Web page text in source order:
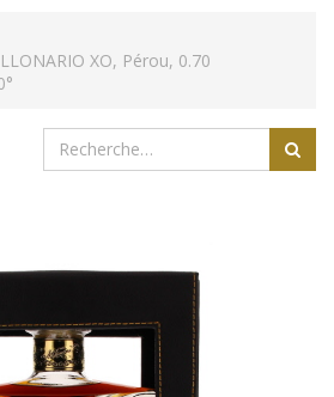
XO, Pérou, 0.70